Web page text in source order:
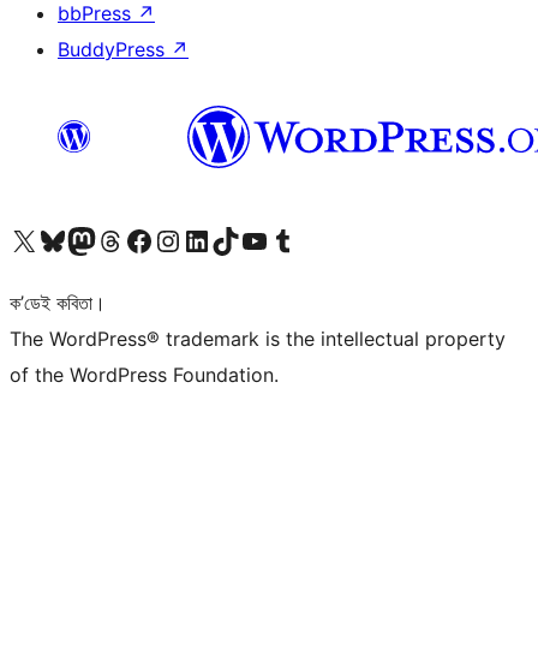
bbPress ↗
BuddyPress ↗
আমাৰ X (আগৰ Twitter) একাউণ্টলৈ যাওকআমাৰ Bluesky একাউণ্টলৈ যাওকআমাৰ Mastodon একাউণ্টলৈ যাওকআমাৰ Threads একাউণ্টলৈ যাওকআমাৰ Facebook পৃষ্ঠালৈ যাওকআমাৰ Instagram একাউণ্টলৈ যাওকআমাৰ LinkedIn একাউণ্টলৈ যাওকআমাৰ TikTok একাউণ্টলৈ যাওকআমাৰ YouTube চেনেললৈ যাওকআমাৰ Tumblr একাউণ্টলৈ যাওক
ক’ডেই কবিতা।
The WordPress® trademark is the intellectual property
of the WordPress Foundation.